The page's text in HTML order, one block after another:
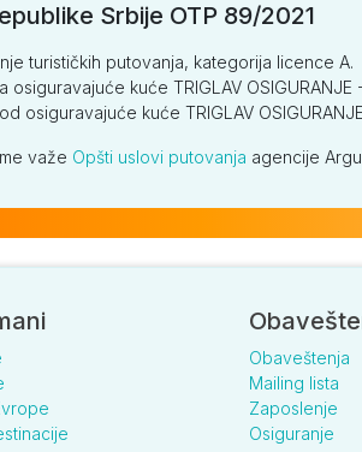
Srbije OTP 89/2021
turističkih putovanja, kategorija licence A.
osiguravajuće kuće TRIGLAV
osiguravajuće kuće TRIGLAV
važe Opšti uslovi putovanja agencije
Obaveštenja
Mailing lista
Zaposlenje
Osiguranje